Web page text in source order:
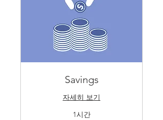
Savings
자세히 보기
1시간